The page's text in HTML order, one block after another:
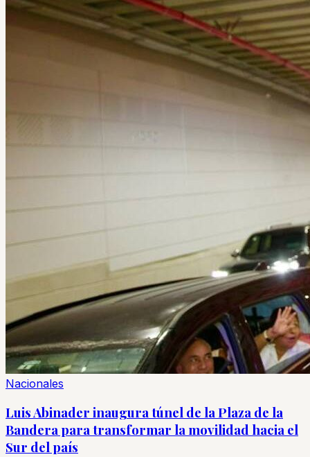
Nacionales
Luis Abinader inaugura túnel de la Plaza de la
Bandera para transformar la movilidad hacia el
Sur del país